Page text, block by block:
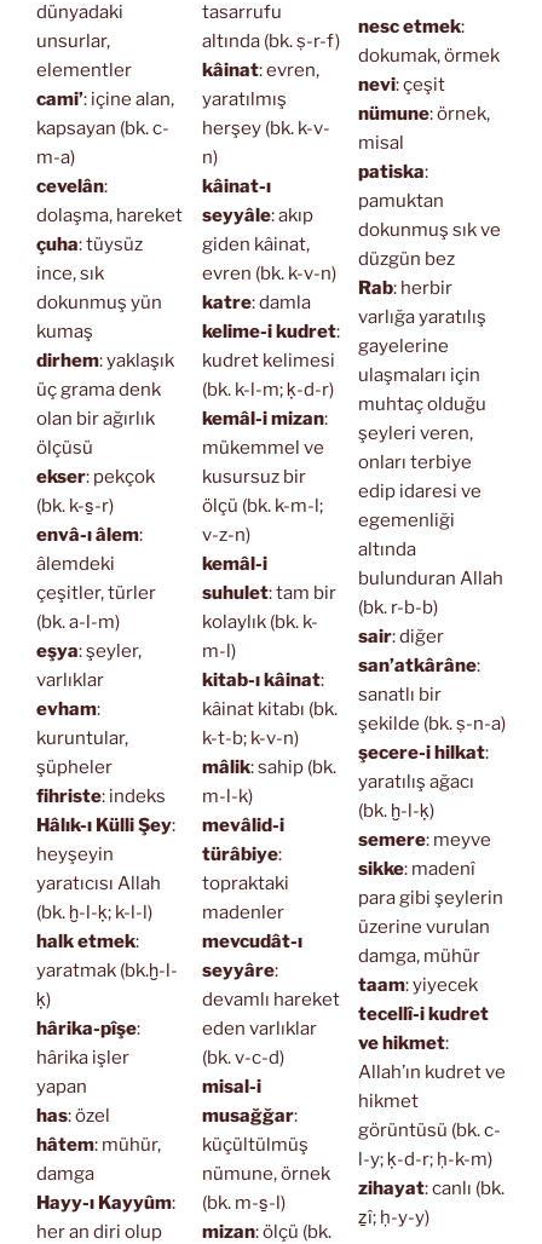
dünyadaki
unsurlar,
elementler
cami’: içine alan,
kapsayan (bk. c-
m-a)
cevelân:
dolaşma, hareket
çuha: tüysüz
ince, sık
dokunmuş yün
kumaş
dirhem: yaklaşık
üç grama denk
olan bir ağırlık
ölçüsü
ekser: pekçok
(bk. k-s̱-r)
envâ-ı âlem:
âlemdeki
çeşitler, türler
(bk. a-l-m)
eşya: şeyler,
varlıklar
evham:
kuruntular,
şüpheler
fihriste: indeks
Hâlık-ı Külli Şey:
heyşeyin
yaratıcısı Allah
(bk. ḫ-l-ḳ; k-l-l)
halk etmek:
yaratmak (bk.ḫ-l-
ḳ)
hârika-pîşe:
hârika işler
yapan
has: özel
hâtem: mühür,
damga
Hayy-ı Kayyûm:
her an diri olup
tasarrufu
altında (bk. ṣ-r-f)
kâinat: evren,
yaratılmış
herşey (bk. k-v-
n)
kâinat-ı
seyyâle: akıp
giden kâinat,
evren (bk. k-v-n)
katre: damla
kelime-i kudret:
kudret kelimesi
(bk. k-l-m; ḳ-d-r)
kemâl-i mizan:
mükemmel ve
kusursuz bir
ölçü (bk. k-m-l;
v-z-n)
kemâl-i
suhulet: tam bir
kolaylık (bk. k-
m-l)
kitab-ı kâinat:
kâinat kitabı (bk.
k-t-b; k-v-n)
mâlik: sahip (bk.
m-l-k)
mevâlid-i
türâbiye:
topraktaki
madenler
mevcudât-ı
seyyâre:
devamlı hareket
eden varlıklar
(bk. v-c-d)
misal-i
musağğar:
küçültülmüş
nümune, örnek
(bk. m-s̱-l)
mizan: ölçü (bk.
nesc etmek:
dokumak, örmek
nevi: çeşit
nümune: örnek,
misal
patiska:
pamuktan
dokunmuş sık ve
düzgün bez
Rab: herbir
varlığa yaratılış
gayelerine
ulaşmaları için
muhtaç olduğu
şeyleri veren,
onları terbiye
edip idaresi ve
egemenliği
altında
bulunduran Allah
(bk. r-b-b)
sair: diğer
san’atkârâne:
sanatlı bir
şekilde (bk. ṣ-n-a)
şecere-i hilkat:
yaratılış ağacı
(bk. ḫ-l-ḳ)
semere: meyve
sikke: madenî
para gibi şeylerin
üzerine vurulan
damga, mühür
taam: yiyecek
tecellî-i kudret
ve hikmet:
Allah’ın kudret ve
hikmet
görüntüsü (bk. c-
l-y; ḳ-d-r; ḥ-k-m)
zihayat: canlı (bk.
ẕî; ḥ-y-y)